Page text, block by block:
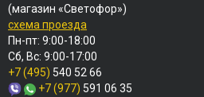
(магазин «Светофор»)
схема проезда
Пн-пт: 9:00-18:00
Сб, Вс: 9:00-17:00
+7 (495) 540 52 66
+7 (977) 591 06 35